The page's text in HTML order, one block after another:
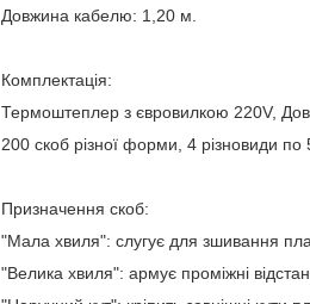
Довжина кабелю: 1,20 м.
Комплектація:
Термоштeплep з євровилкою 220V,
200 скоб різної форми, 4 різновиди по
Призначення скоб:
"Мала хвиля": слугує для зшивання
"Велика хвиля": армує проміжні